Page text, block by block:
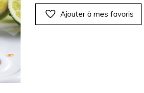
Ajouter à mes favoris